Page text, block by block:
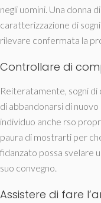
negli uomini. Una donna
caratterizzazione di
rilevare confermata la
Controllare di
Reiteratamente, sogni
di abbandonarsi di
individuo anche rso
paura di mostrarti per
fidanzato possa svelare
suo convegno.
Assistere di fare